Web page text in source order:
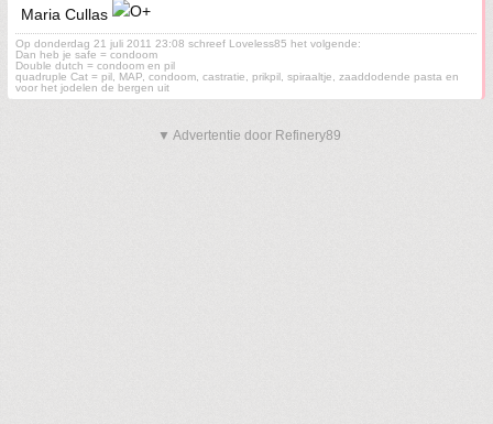
Maria Cullas
Op donderdag 21 juli 2011 23:08 schreef Loveless85 het volgende:
Dan heb je safe = condoom
Double dutch = condoom en pil
quadruple Cat = pil, MAP, condoom, castratie, prikpil, spiraaltje, zaaddodende pasta en
voor het jodelen de bergen uit
▼ Advertentie door Refinery89